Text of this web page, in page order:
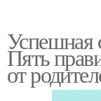
Успешная
Пять
от